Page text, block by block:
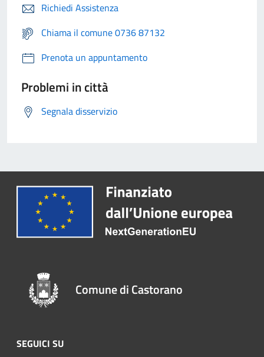
Richiedi Assistenza
Chiama il comune 0736 87132
Prenota un appuntamento
Problemi in città
Segnala disservizio
Comune di Castorano
SEGUICI SU